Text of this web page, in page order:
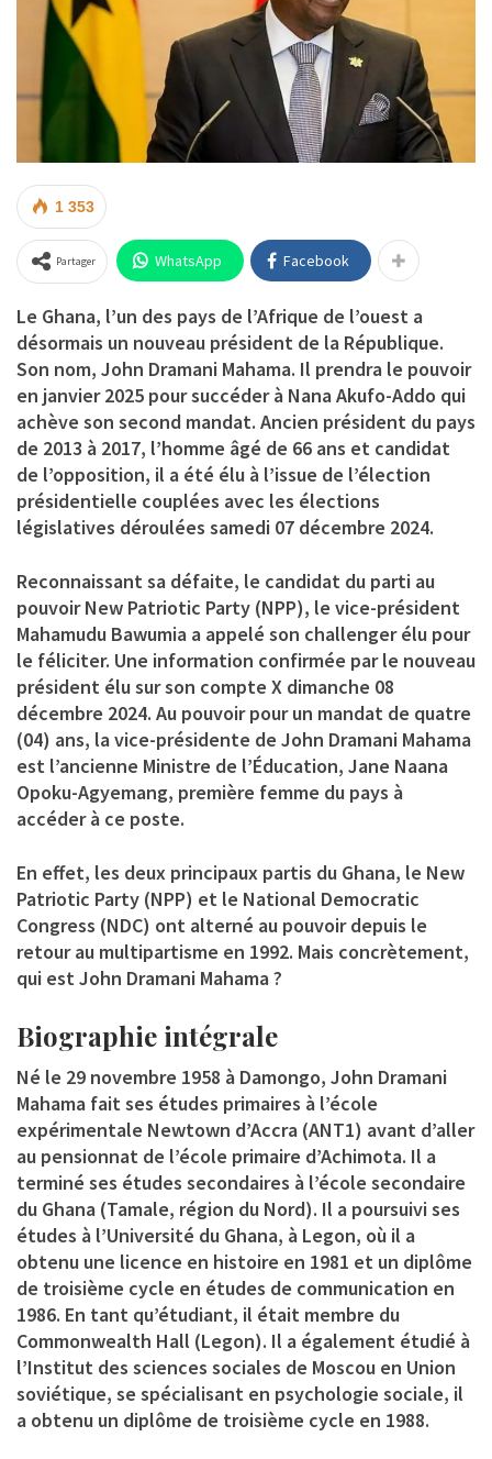
1 353
Partager WhatsApp Facebook
Le Ghana, l’un des pays de l’Afrique de l’ouest a
désormais un nouveau président de la République.
Son nom, John Dramani Mahama. Il prendra le pouvoir
en janvier 2025 pour succéder à Nana Akufo-Addo qui
achève son second mandat. Ancien président du pays
de 2013 à 2017, l’homme âgé de 66 ans et candidat
de l’opposition, il a été élu à l’issue de l’élection
présidentielle couplées avec les élections
législatives déroulées samedi 07 décembre 2024.
Reconnaissant sa défaite, le candidat du parti au
pouvoir New Patriotic Party (NPP), le vice-président
Mahamudu Bawumia a appelé son challenger élu pour
le féliciter. Une information confirmée par le nouveau
président élu sur son compte X dimanche 08
décembre 2024. Au pouvoir pour un mandat de quatre
(04) ans, la vice-présidente de John Dramani Mahama
est l’ancienne Ministre de l’Éducation, Jane Naana
Opoku-Agyemang, première femme du pays à
accéder à ce poste.
En effet, les deux principaux partis du Ghana, le New
Patriotic Party (NPP) et le National Democratic
Congress (NDC) ont alterné au pouvoir depuis le
retour au multipartisme en 1992. Mais concrètement,
qui est John Dramani Mahama ?
Biographie intégrale
Né le 29 novembre 1958 à Damongo, John Dramani
Mahama fait ses études primaires à l’école
expérimentale Newtown d’Accra (ANT1) avant d’aller
au pensionnat de l’école primaire d’Achimota. Il a
terminé ses études secondaires à l’école secondaire
du Ghana (Tamale, région du Nord). Il a poursuivi ses
études à l’Université du Ghana, à Legon, où il a
obtenu une licence en histoire en 1981 et un diplôme
de troisième cycle en études de communication en
1986. En tant qu’étudiant, il était membre du
Commonwealth Hall (Legon). Il a également étudié à
l’Institut des sciences sociales de Moscou en Union
soviétique, se spécialisant en psychologie sociale, il
a obtenu un diplôme de troisième cycle en 1988.